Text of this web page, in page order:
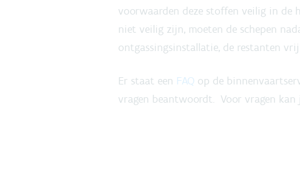
voorwaarden deze stoffen veilig in de
niet veilig zijn, moeten de schepen
ontgassingsinstallatie, de restanten
Er staat een FAQ op de
vragen beantwoordt. Voor vragen kan